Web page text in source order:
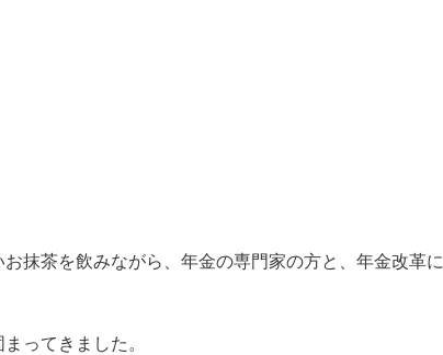
抹茶を飲みながら、年金の専門家の方と、年金改革に
ってきました。